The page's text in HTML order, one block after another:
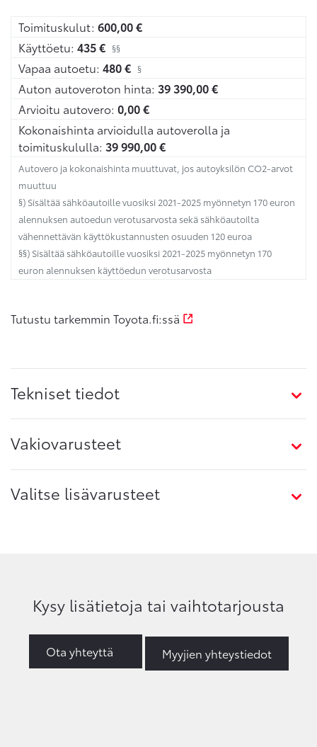
Toimituskulut: 600,00€
Käyttöetu: 435€ §§
Vapaa autoetu: 480€ §
Auton autoveroton hinta: 39 390,00€
Arvioitu autovero: 0,00€
Kokonaishinta arvioidulla autoverolla ja
toimituskululla: 39 990,00€
Autovero ja kokonaishinta muuttuvat, jos autoyksilön CO2-arvot
muuttuu
§) Sisältää sähköautoille vuosiksi 2021-2025 myönnetyn 170 euron
alennuksen autoedun verotusarvosta sekä sähköautoilta
vähennettävän käyttökustannusten osuuden 120 euroa
§§) Sisältää sähköautoille vuosiksi 2021-2025 myönnetyn 170
euron alennuksen käyttöedun verotusarvosta
Tutustu tarkemmin Toyota.fi:ssä
Tekniset tiedot
Vakiovarusteet
Valitse lisävarusteet
Kysy lisätietoja tai vaihtotarjousta
Ota yhteyttä Myyjien yhteystiedot